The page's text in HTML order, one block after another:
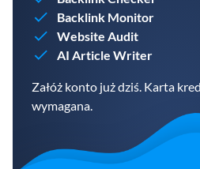
Backlink Monitor
Website Audit
AI Article Writer
Załóż konto już dziś. Karta
wymagana.